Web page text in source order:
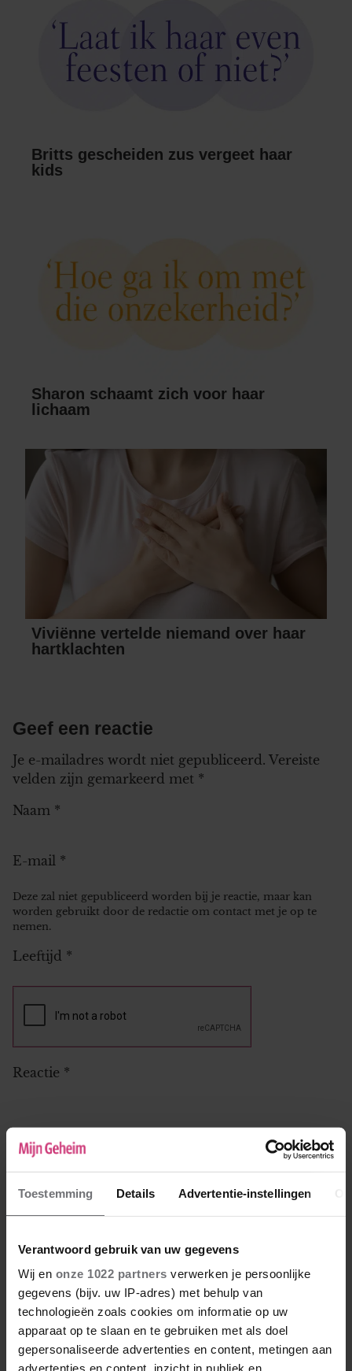
Toestemming Details Advertentie-instellingen
Verantwoord gebruik van uw gegevens
Wij en onze 1022 partners verwerken je persoonlijke
gegevens (bijv. uw IP-adres) met behulp van
technologieën zoals cookies om informatie op uw
apparaat op te slaan en te gebruiken met als doel
gepersonaliseerde advertenties en content, metingen aan
advertenties en content, inzicht in publiek en
Britts gescheiden zus vergeet haar
kids
Sharon schaamt zich voor haar
lichaam
Viviënne vertelde niemand over haar
hartklachten
Geef een reactie
Je e-mailadres wordt niet gepubliceerd. Vereiste
velden zijn gemarkeerd met *
Naam *
E-mail *
Deze zal niet gepubliceerd worden bij je reactie, maar kan
worden gebruikt door de redactie om contact met je op te
nemen.
Leeftijd *
Reactie *
Natasja
28-01-2020 15:43
Ja wat kan je hier opzeggen, niet zoveel, ze is